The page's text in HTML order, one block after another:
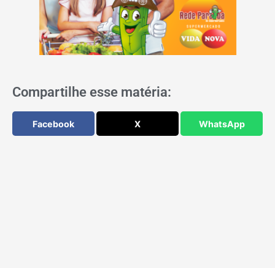
Compartilhe esse matéria:
Facebook X WhatsApp